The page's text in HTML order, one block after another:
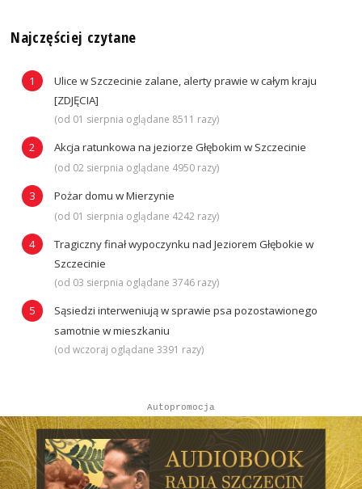
Najczęściej czytane
Ulice w Szczecinie zalane, alerty prawie w całym kraju
[ZDJĘCIA]
(od 01 sierpnia oglądane 8511 razy)
Akcja ratunkowa na jeziorze Głębokim w Szczecinie
(od 02 sierpnia oglądane 4950 razy)
Pożar domu w Mierzynie
(od 01 sierpnia oglądane 4242 razy)
Tragiczny finał wypoczynku nad Jeziorem Głębokie w
Szczecinie
(od 03 sierpnia oglądane 3746 razy)
Sąsiedzi interweniują w sprawie psa pozostawionego
samotnie w mieszkaniu
(od wczoraj oglądane 3391 razy)
Autopromocja